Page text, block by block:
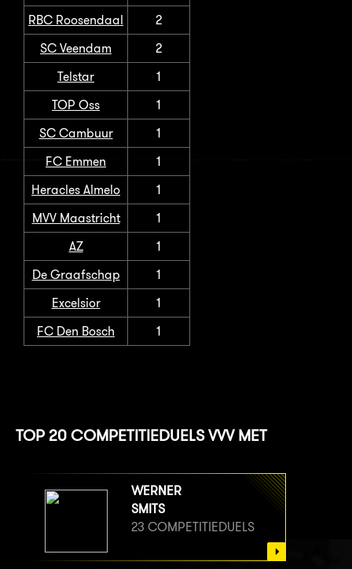
RBC Roosendaal
2
SC Veendam
2
Telstar
1
TOP Oss
1
SC Cambuur
1
FC Emmen
1
Heracles Almelo
1
MVV Maastricht
1
AZ
1
De Graafschap
1
Excelsior
1
FC Den Bosch
1
TOP 20 COMPETITIEDUELS VVV MET
WERNER
SMITS
23 COMPETITIEDUELS